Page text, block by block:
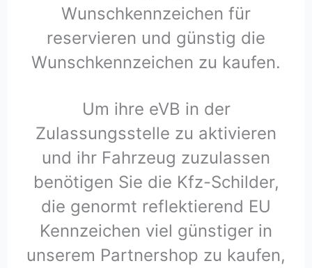
Wunschkennzeichen für
reservieren und günstig die
Wunschkennzeichen zu kaufen.
Um ihre eVB in der
Zulassungsstelle zu aktivieren
und ihr Fahrzeug zuzulassen
benötigen Sie die Kfz-Schilder,
die genormt reflektierend EU
Kennzeichen viel günstiger in
unserem Partnershop zu kaufen,